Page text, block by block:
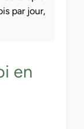
par jour,
en